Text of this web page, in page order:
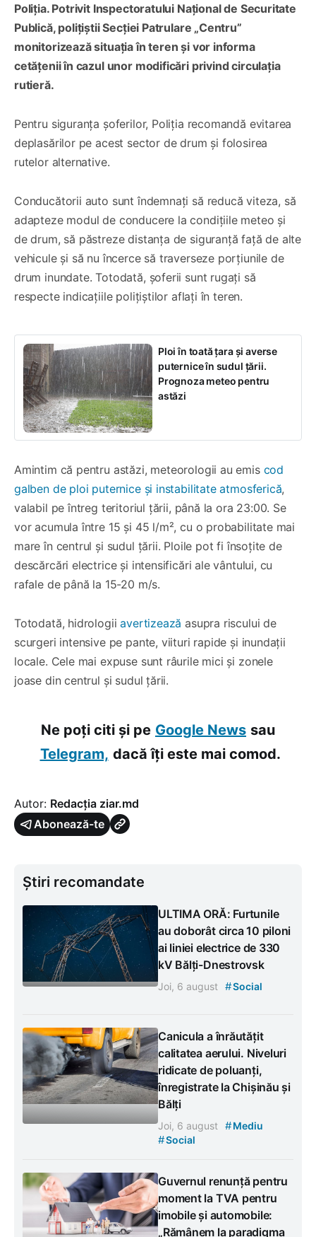
Poliția. Potrivit Inspectoratului Național de Securitate
Publică, polițiștii Secției Patrulare „Centru”
monitorizează situația în teren și vor informa
cetățenii în cazul unor modificări privind circulația
rutieră.
Pentru siguranța șoferilor, Poliția recomandă evitarea
deplasărilor pe acest sector de drum și folosirea
rutelor alternative.
Conducătorii auto sunt îndemnați să reducă viteza, să
adapteze modul de conducere la condițiile meteo și
de drum, să păstreze distanța de siguranță față de alte
vehicule și să nu încerce să traverseze porțiunile de
drum inundate. Totodată, șoferii sunt rugați să
respecte indicațiile polițiștilor aflați în teren.
Ploi în toată țara și averse
puternice în sudul țării.
Prognoza meteo pentru
astăzi
Amintim că pentru astăzi, meteorologii au emis cod
galben de ploi puternice și instabilitate atmosferică,
valabil pe întreg teritoriul țării, până la ora 23:00. Se
vor acumula între 15 și 45 l/m², cu o probabilitate mai
mare în centrul și sudul țării. Ploile pot fi însoțite de
descărcări electrice și intensificări ale vântului, cu
rafale de până la 15-20 m/s.
Totodată, hidrologiiavertizează asupra riscului de
scurgeri intensive pe pante, viituri rapide și inundații
locale. Cele mai expuse sunt râurile mici și zonele
joase din centrul și sudul țării.
Ne poți citi și pe Google News sau
Telegram, dacă îți este mai comod.
Autor: Redacția ziar.md
Abonează-te
Știri recomandate
ULTIMA ORĂ: Furtunile
au doborât circa 10 piloni
ai liniei electrice de 330
kV Bălți-Dnestrovsk
Joi, 6 august #Social
Canicula a înrăutățit
calitatea aerului. Niveluri
ridicate de poluanți,
înregistrate la Chișinău și
Bălți
Joi, 6 august #Mediu
#Social
Guvernul renunță pentru
moment la TVA pentru
imobile și automobile:
„Rămânem la paradigma